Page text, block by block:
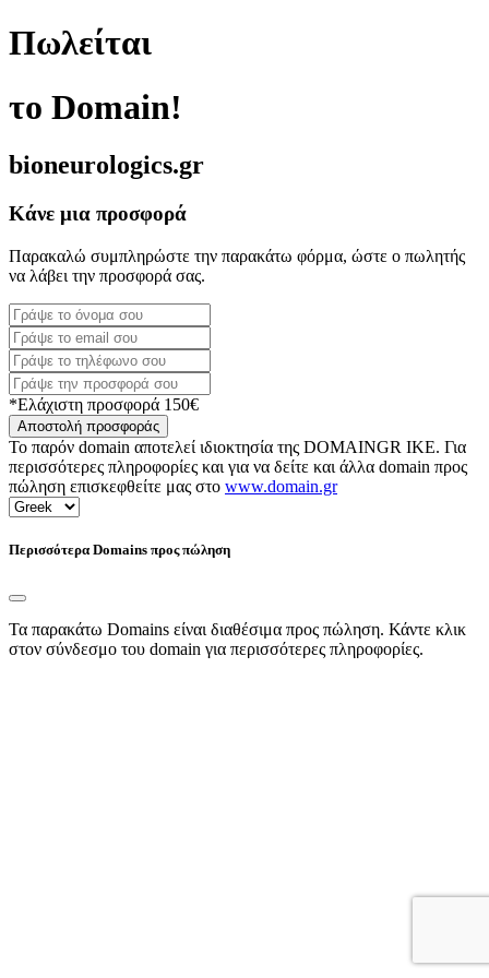
Πωλείται
το Domain!
bioneurologics.gr
Κάνε μια προσφορά
Παρακαλώ συμπληρώστε την παρακάτω φόρμα, ώστε ο πωλητής
να λάβει την προσφορά σας.
*Ελάχιστη προσφορά 150€
Αποστολή προσφοράς
Το παρόν domain αποτελεί ιδιοκτησία της DOMAINGR ΙΚΕ. Για
περισσότερες πληροφορίες και για να δείτε και άλλα domain προς
πώληση επισκεφθείτε μας στο www.domain.gr
Περισσότερα Domains προς πώληση
Τα παρακάτω Domains είναι διαθέσιμα προς πώληση. Κάντε κλικ
στον σύνδεσμο του domain για περισσότερες πληροφορίες.